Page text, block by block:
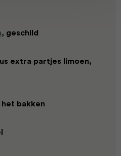
, geschild
extra partjes limoen,
bakken